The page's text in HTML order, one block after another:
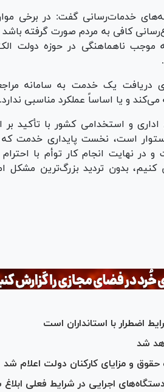
خدمات‌رسانی گفت: در برخی
کافی به مردم صورت گرفته
موجب ناهماهنگی در حوزه دولت
دریافت یک خدمت به سامانه
و یا اساساً عملکرد مناسبی ندارد.
و استخدامی کشور با تأکید
است، نخست پایداری خدمت که
نهایت انجام کار توأم با
بدون تردید بزرگ‌ترین مشکل
اضطرار با استانداران است
و مزایای کارکنان دولت اعلام شد
اجرایی در شرایط فعلی